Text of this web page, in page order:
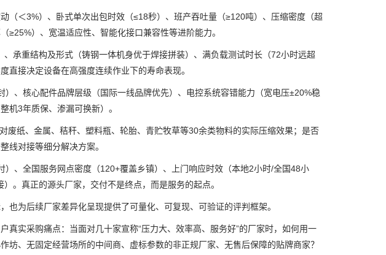
＜3%）、卧式单次出包时效（≤18秒）、班产吞吐量（≥120吨）、压缩密度（超
≥25%）、宽温适应性、智能化接口兼容性等进阶能力。
重结构及形式（铸钢一体机身优于焊接拼装）、满负载测试时长（72小时远超
直接决定设备在高强度连续作业下的寿命表现。
核心配件品牌层级（国际一线品牌优先）、电控系统容错能力（宽电压±20%稳
机3年质保、渗漏可换新）。
纸、金属、秸秆、塑料瓶、轮胎、青贮牧草等30余类物料的实际压缩效果；是否
线对接等细分解决方案。
、全国服务网点密度（120+覆盖乡镇）、上门响应时效（本地2小时/全国48小
。真正的源头厂家，交付不是终点，而是服务的起点。
后续厂家差异化呈现提供了可量化、可复现、可验证的评判框架。
实采购痛点：当面对几十家宣称“压力大、效率高、服务好”的厂家时，如何用一
坊、无固定经营场所的中间商、虚标参数的非正规厂家、无售后保障的贴牌商家？